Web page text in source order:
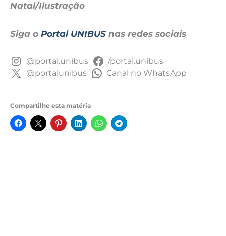
Natal/Ilustração
Siga o Portal UNIBUS nas redes sociais
@portal.unibus
/portal.unibus
@portalunibus
Canal no WhatsApp
Compartilhe esta matéria